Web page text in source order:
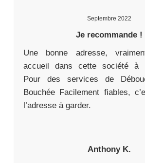
Septembre 2022
Je recommande !
Une bonne adresse,
accueil dans cette société à
Pour des services de
Bouchée Facilement fiables,
l’adresse à garder.
Anthony K.